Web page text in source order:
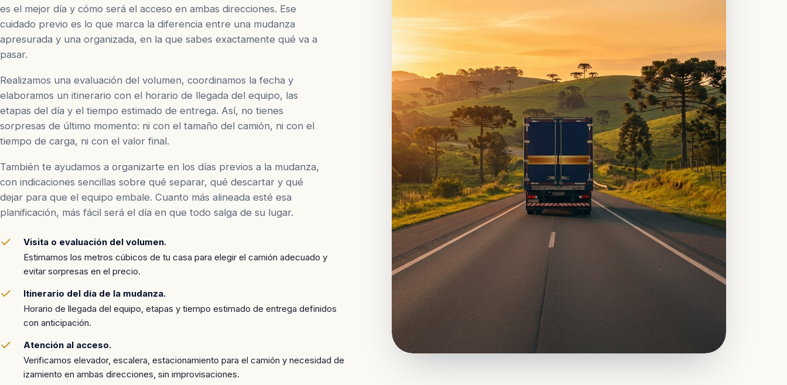
es el mejor día y cómo será el acceso en ambas direcciones. Ese
cuidado previo es lo que marca la diferencia entre una mudanza
apresurada y una organizada, en la que sabes exactamente qué va a
pasar.
Realizamos una evaluación del volumen, coordinamos la fecha y
elaboramos un itinerario con el horario de llegada del equipo, las
etapas del día y el tiempo estimado de entrega. Así, no tienes
sorpresas de último momento: ni con el tamaño del camión, ni con el
tiempo de carga, ni con el valor final.
También te ayudamos a organizarte en los días previos a la mudanza,
con indicaciones sencillas sobre qué separar, qué descartar y qué
dejar para que el equipo embale. Cuanto más alineada esté esa
planificación, más fácil será el día en que todo salga de su lugar.
Visita o evaluación del volumen.
Estimamos los metros cúbicos de tu casa para elegir el camión adecuado y
evitar sorpresas en el precio.
Itinerario del día de la mudanza.
Horario de llegada del equipo, etapas y tiempo estimado de entrega definidos
con anticipación.
Atención al acceso.
Verificamos elevador, escalera, estacionamiento para el camión y necesidad de
izamiento en ambas direcciones, sin improvisaciones.